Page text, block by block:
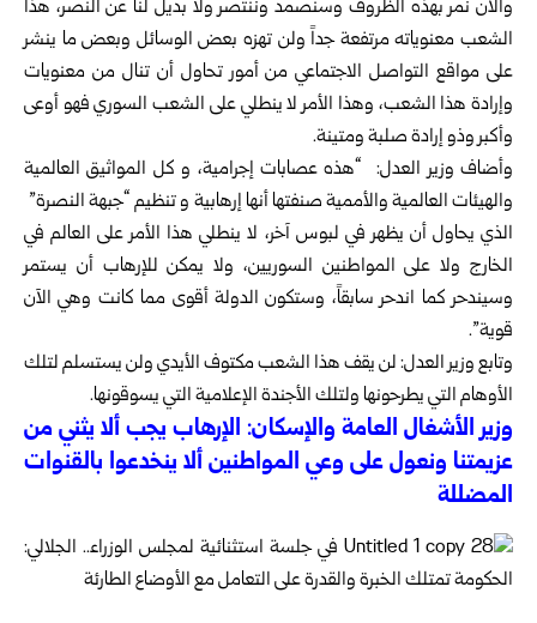
والآن نمر بهذه الظروف وسنصمد وننتصر ولا بديل لنا عن النصر، هذا
الشعب معنوياته مرتفعة جداً ولن تهزه بعض الوسائل وبعض ما ينشر
على مواقع التواصل الاجتماعي من أمور تحاول أن تنال من معنويات
وإرادة هذا الشعب، وهذا الأمر لا ينطلي على الشعب السوري فهو أوعى
وأكبر وذو إرادة صلبة ومتينة.
وأضاف وزير العدل: “هذه عصابات إجرامية، و كل المواثيق العالمية
والهيئات العالمية والأممية صنفتها أنها إرهابية و تنظيم “جبهة النصرة”
الذي يحاول أن يظهر في لبوس آخر، لا ينطلي هذا الأمر على العالم في
الخارج ولا على المواطنين السوريين، ولا يمكن للإرهاب أن يستمر
وسيندحر كما اندحر سابقاً، وستكون الدولة أقوى مما كانت وهي الآن
قوية”.
وتابع وزير العدل: لن يقف هذا الشعب مكتوف الأيدي ولن يستسلم لتلك
الأوهام التي يطرحونها ولتلك الأجندة الإعلامية التي يسوقونها.
وزير الأشغال العامة والإسكان: الإرهاب يجب ألا يثني من
عزيمتنا ونعول على وعي المواطنين ألا ينخدعوا بالقنوات
المضللة